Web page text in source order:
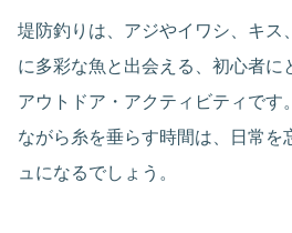
堤防釣りは、アジやイワシ、キス
に多彩な魚と出会える、初心者に
アウトドア・アクティビティです
ながら糸を垂らす時間は、日常を
ュになるでしょう。